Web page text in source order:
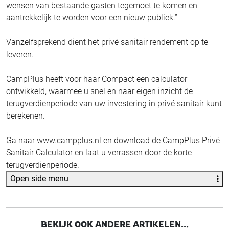
wensen van bestaande gasten tegemoet te komen en
aantrekkelijk te worden voor een nieuw publiek.”
Vanzelfsprekend dient het privé sanitair rendement op te
leveren.
CampPlus heeft voor haar Compact een calculator
ontwikkeld, waarmee u snel en naar eigen inzicht de
terugverdienperiode van uw investering in privé sanitair kunt
berekenen.
Ga naar www.campplus.nl en download de CampPlus Privé
Sanitair Calculator en laat u verrassen door de korte
terugverdienperiode.
Open side menu
BEKIJK OOK ANDERE ARTIKELEN...